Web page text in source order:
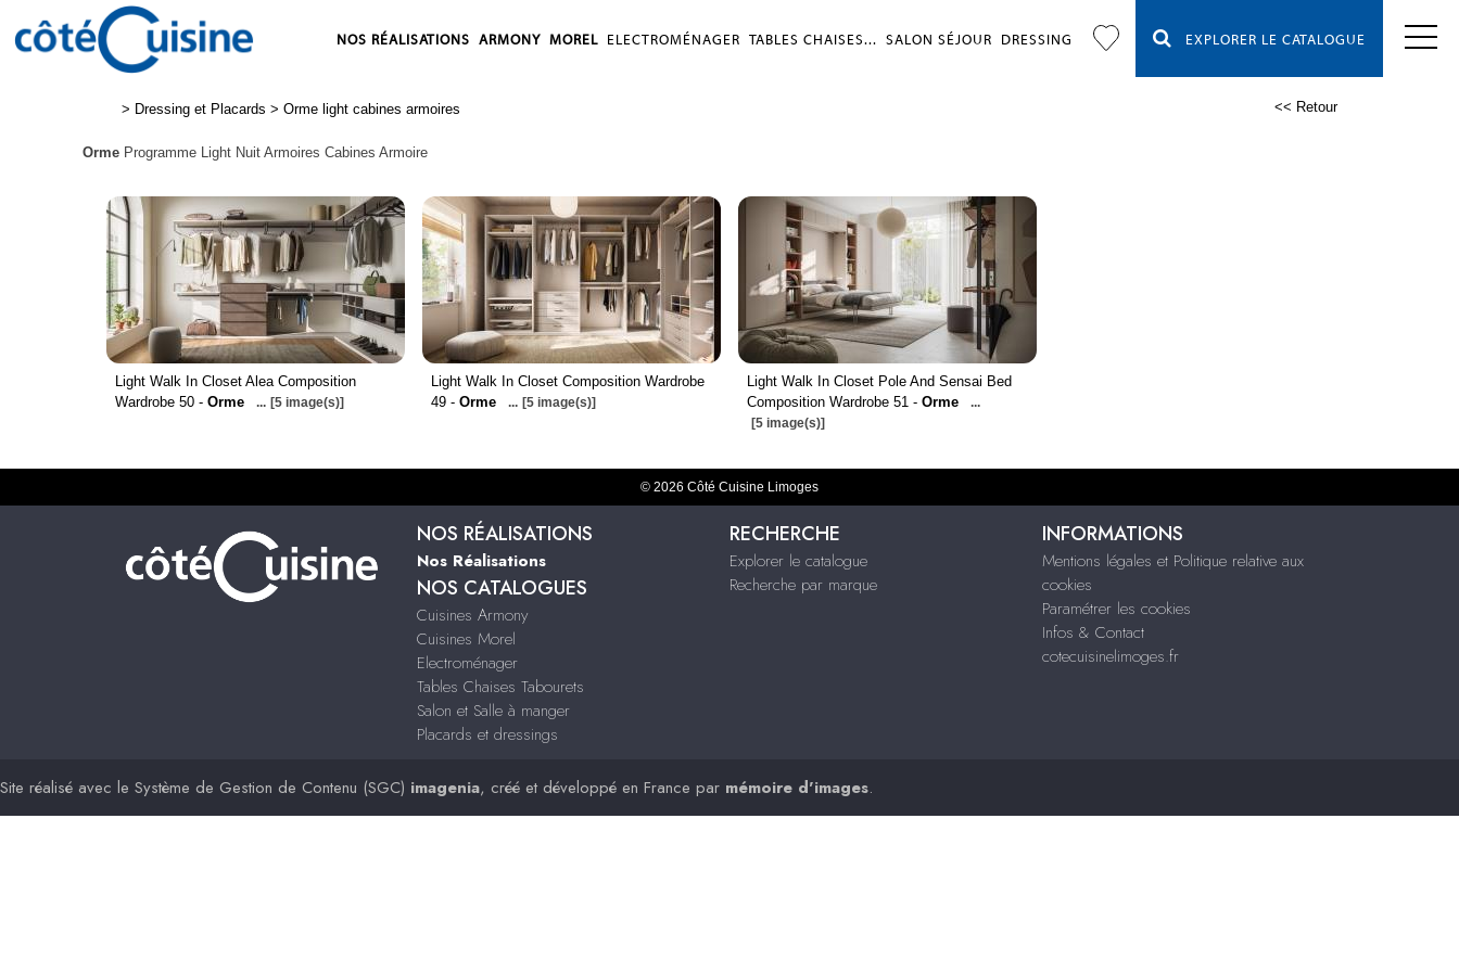
NOS RÉALISATIONS ARMONY MOREL ELECTROMÉNAGER TABLES CHAISES... SALON SÉJOUR DRESSING EXPLORER LE CATALOGUE
> Dressing et Placards > Orme light cabines armoires << Retour
Orme Programme Light Nuit Armoires Cabines Armoire
Light Walk In Closet Alea Composition
Wardrobe 50 - Orme ... [5 image(s)]
Light Walk In Closet Composition Wardrobe
49 - Orme ... [5 image(s)]
Light Walk In Closet Pole And Sensai Bed
Composition Wardrobe 51 - Orme
...
[5 image(s)]
© 2026 Côté Cuisine Limoges
NOS RÉALISATIONS
Nos Réalisations
NOS CATALOGUES
Cuisines Armony
Cuisines Morel
Electroménager
Tables Chaises Tabourets
Salon et Salle à manger
Placards et dressings
RECHERCHE
Explorer le catalogue
Recherche par marque
INFORMATIONS
Mentions légales et Politique relative aux
cookies
Paramétrer les cookies
Infos & Contact
cotecuisinelimoges.fr
Site réalisé avec le Système de Gestion de Contenu (SGC) imagenia, créé et développé en France par mémoire d'images.